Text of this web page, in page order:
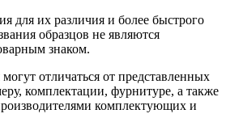
для их различия и более быстрого
образцов не являются
знаком.
отличаться от представленных
комплектации, фурнитуре, а также
комплектующих и